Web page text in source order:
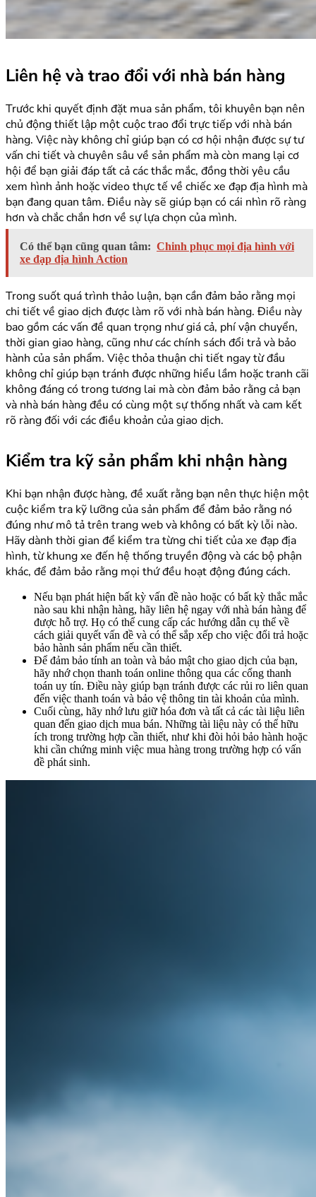
Liên hệ và trao đổi với nhà bán hàng
Trước khi quyết định đặt mua sản phẩm, tôi khuyên bạn nên
chủ động thiết lập một cuộc trao đổi trực tiếp với nhà bán
hàng. Việc này không chỉ giúp bạn có cơ hội nhận được sự tư
vấn chi tiết và chuyên sâu về sản phẩm mà còn mang lại cơ
hội để bạn giải đáp tất cả các thắc mắc, đồng thời yêu cầu
xem hình ảnh hoặc video thực tế về chiếc xe đạp địa hình mà
bạn đang quan tâm. Điều này sẽ giúp bạn có cái nhìn rõ ràng
hơn và chắc chắn hơn về sự lựa chọn của mình.
Có thể bạn cũng quan tâm: Chinh phục mọi địa hình với
xe đạp địa hình Action
Trong suốt quá trình thảo luận, bạn cần đảm bảo rằng mọi
chi tiết về giao dịch được làm rõ với nhà bán hàng. Điều này
bao gồm các vấn đề quan trọng như giá cả, phí vận chuyển,
thời gian giao hàng, cũng như các chính sách đổi trả và bảo
hành của sản phẩm. Việc thỏa thuận chi tiết ngay từ đầu
không chỉ giúp bạn tránh được những hiểu lầm hoặc tranh cãi
không đáng có trong tương lai mà còn đảm bảo rằng cả bạn
và nhà bán hàng đều có cùng một sự thống nhất và cam kết
rõ ràng đối với các điều khoản của giao dịch.
Kiểm tra kỹ sản phẩm khi nhận hàng
Khi bạn nhận được hàng, đề xuất rằng bạn nên thực hiện một
cuộc kiểm tra kỹ lưỡng của sản phẩm để đảm bảo rằng nó
đúng như mô tả trên trang web và không có bất kỳ lỗi nào.
Hãy dành thời gian để kiểm tra từng chi tiết của xe đạp địa
hình, từ khung xe đến hệ thống truyền động và các bộ phận
khác, để đảm bảo rằng mọi thứ đều hoạt động đúng cách.
Nếu bạn phát hiện bất kỳ vấn đề nào hoặc có bất kỳ thắc mắc
nào sau khi nhận hàng, hãy liên hệ ngay với nhà bán hàng để
được hỗ trợ. Họ có thể cung cấp các hướng dẫn cụ thể về
cách giải quyết vấn đề và có thể sắp xếp cho việc đổi trả hoặc
bảo hành sản phẩm nếu cần thiết.
Để đảm bảo tính an toàn và bảo mật cho giao dịch của bạn,
hãy nhớ chọn thanh toán online thông qua các cổng thanh
toán uy tín. Điều này giúp bạn tránh được các rủi ro liên quan
đến việc thanh toán và bảo vệ thông tin tài khoản của mình.
Cuối cùng, hãy nhớ lưu giữ hóa đơn và tất cả các tài liệu liên
quan đến giao dịch mua bán. Những tài liệu này có thể hữu
ích trong trường hợp cần thiết, như khi đòi hỏi bảo hành hoặc
khi cần chứng minh việc mua hàng trong trường hợp có vấn
đề phát sinh.